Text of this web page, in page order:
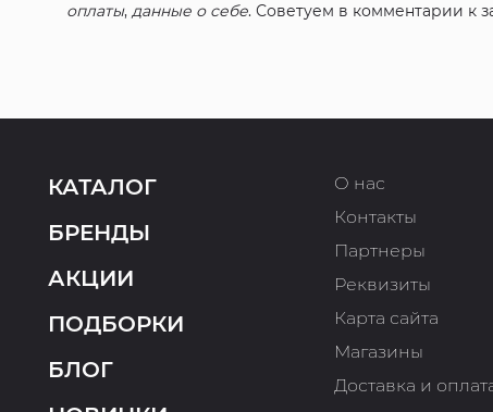
оплаты,данные о себе. Советуем в комментарии к
КАТАЛОГ
БРЕНДЫ
АКЦИИ
ПОДБОРКИ
БЛОГ
О нас
Контакты
Партнеры
Реквизиты
Карта сайта
Магазины
Доставка и